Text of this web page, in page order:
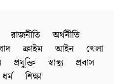
রাজনীতি
অর্থনীতি
ক্রাইম আইন
খেলা
প্রযুক্তি স্বাস্থ্য
প্রবাস
ধর্ম শিক্ষা